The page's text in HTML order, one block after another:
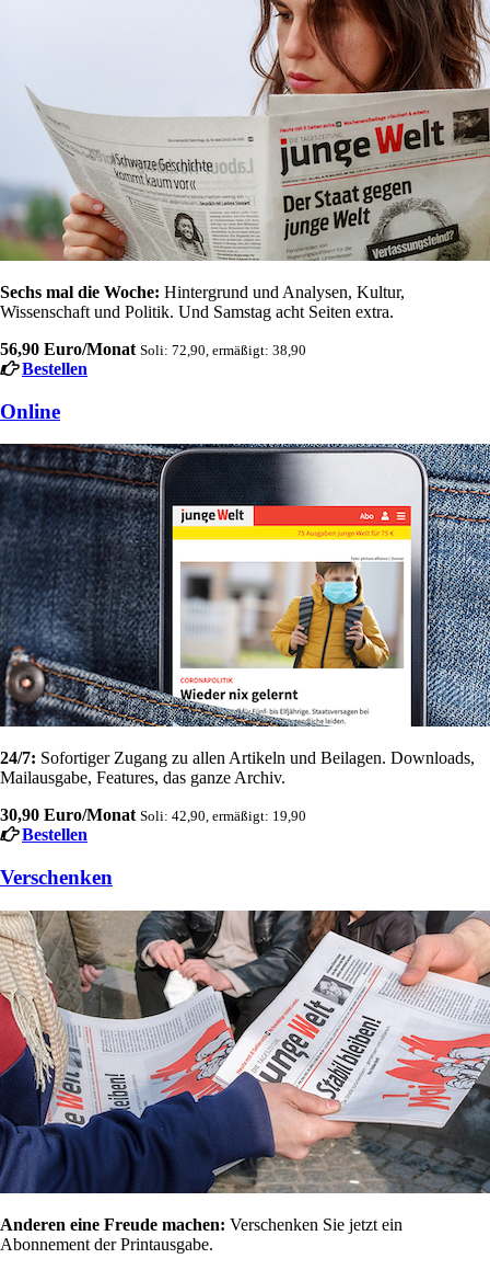
Sechs mal die Woche: Hintergrund und Analysen, Kultur,
Wissenschaft und Politik. Und Samstag acht Seiten extra.
56,90 Euro/Monat Soli: 72,90, ermäßigt: 38,90
Bestellen
Online
24/7: Sofortiger Zugang zu allen Artikeln und Beilagen. Downloads,
Mailausgabe, Features, das ganze Archiv.
30,90 Euro/Monat Soli: 42,90, ermäßigt: 19,90
Bestellen
Verschenken
Anderen eine Freude machen: Verschenken Sie jetzt ein
Abonnement der Printausgabe.